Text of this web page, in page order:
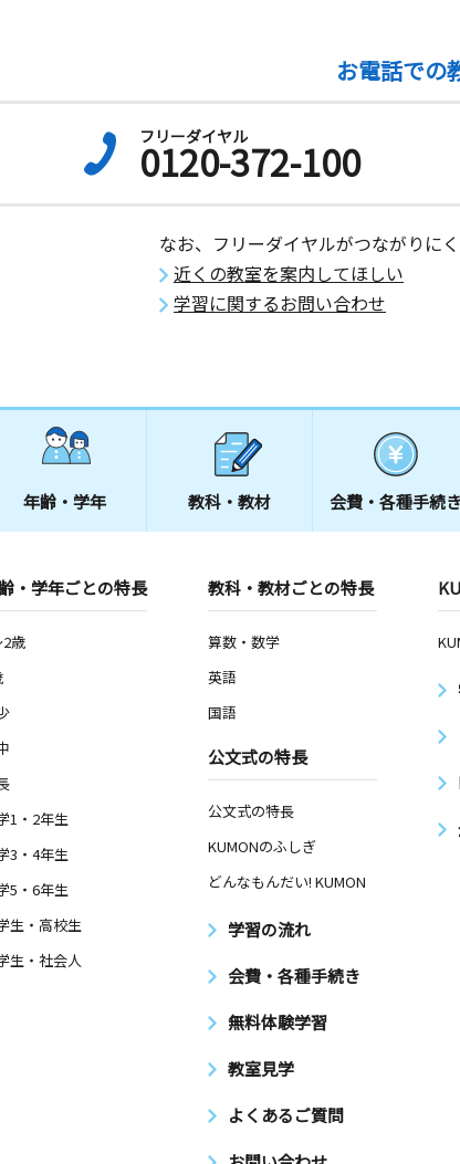
東垣生教室
火 水 木 金 土 日
0歳～高校生
お電話での
フリーダイヤル
0120-372-100
なお、フリーダイヤルがつながりに
近くの教室を案内してほしい
学習に関するお問い合わせ
年齢・学年 教科・教材 会費・ 各種手続き
・学年ごとの特長
歳
1・2年生
3・4年生
5・6年生
生・高校生
生・社会人
教科・教材ごとの特長
算数・数学
英語
国語
公文式の特長
公文式の特長
KUMONのふしぎ
どんなもんだい! KUMON
学習の流れ
会費・各種手続き
無料体験学習
教室見学
よくあるご質問